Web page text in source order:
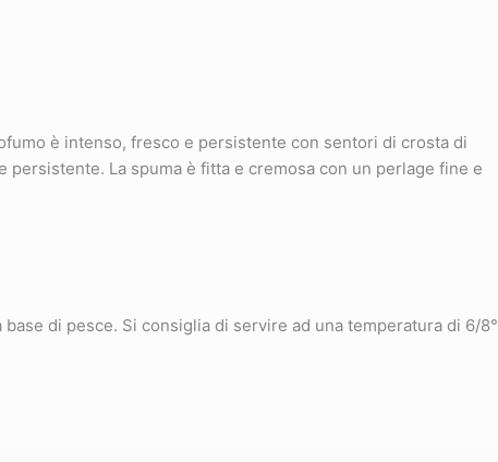
è intenso, fresco e persistente con sentori di crosta di
La spuma è fitta e cremosa con un perlage fine e
di pesce. Si consiglia di servire ad una temperatura di 6/8°